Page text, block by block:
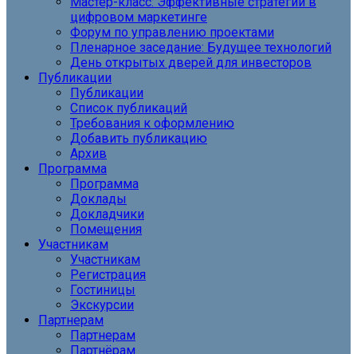
цифровом маркетинге
Форум по управлению проектами
Пленарное заседание: Будущее технологий
День открытых дверей для инвесторов
Публикации
Публикации
Список публикаций
Требования к оформлению
Добавить публикацию
Архив
Программа
Программа
Доклады
Докладчики
Помещения
Участникам
Участникам
Регистрация
Гостиницы
Экскурсии
Партнерам
Партнерам
Партнёрам